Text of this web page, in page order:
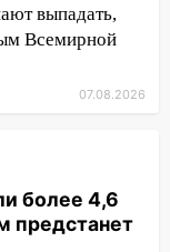
и каждый
с
чем может
с этим
выпадать,
Всемирной
07.08.2026
более 4,6
предстанет